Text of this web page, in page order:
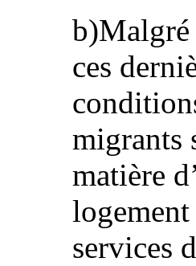
b)Malgré
ces
migrants
matière
services